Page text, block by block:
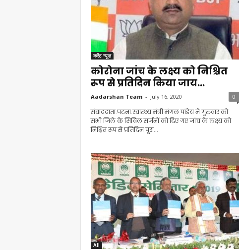
करेंट न्यूज़
कोरोना जांच के लक्ष्य को निश्चित
रूप से प्रतिदिन किया जाय...
Aadarshan Team - July 16, 2020 0
संवाददाता.पटना.स्वास्थ्य मंत्री मंगल पांडेय ने गुरुवार को
सभी जिले के सिविल सर्जनों को दिए गए जांच के लक्ष्य को
निश्चित रूप से प्रतिदिन पूरा...
All